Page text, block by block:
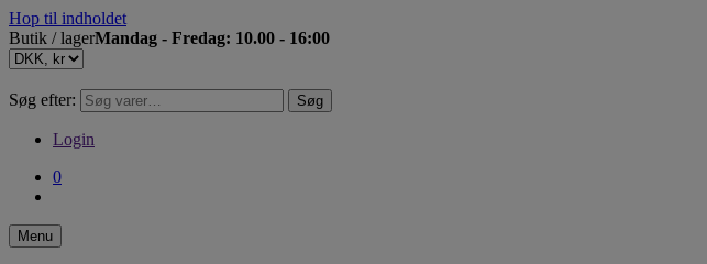
Hop til indholdet
Butik / lagerMandag - Fredag: 10.00 - 16:00
Søg efter: Søg
Login
0
Menu